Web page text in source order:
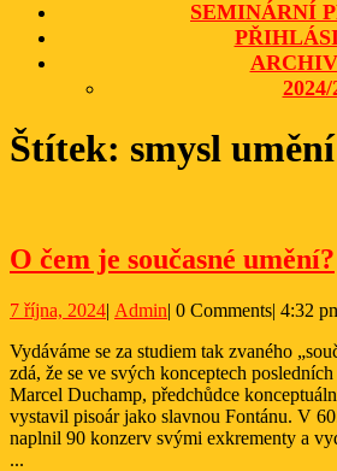
SEMINÁRNÍ
ARCHIV
2024/
CLOSE
Štítek: smysl umění
O čem je současné umění?
7 října, 20247
2024
| AdminAdmin
| 0 Comments| 4:32
Vydáváme se za studiem tak zvaného „současného umění“, které se
zdá, že se ve svých konceptech
Marcel Duchamp, předchůdce
vystavil pisoár jako slavnou Fontánu. V
naplnil 90 konzerv svými exkrementy a
...